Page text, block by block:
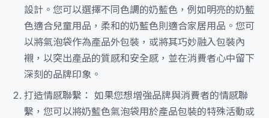
設計。您可以選擇不同色調的奶藍色，例如明亮的奶藍
色適合兒童用品，柔和的奶藍色則適合家居用品。您可
以將氣泡袋作為產品外包裝，或將其巧妙融入包裝內
襯，以突出產品的質感和安全感，並在消費者心中留下
深刻的品牌印象。
打造情感聯繫： 如果您想增強品牌與消費者的情感聯
繫，您可以將奶藍色氣泡袋用於產品包裝的特殊活動或